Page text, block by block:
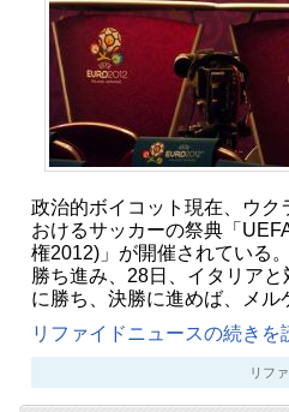
政治的ボイコット現在、ウク
おけるサッカーの祭典「
権2012)」が開催されている
勝ち進み、28日、イタリア
に勝ち、決勝に進めば、メ
リファイドニュースの続きを
リファ